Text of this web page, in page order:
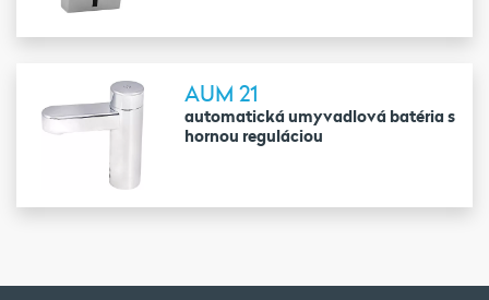
AUM 21
automatická umyvadlová batéria s
hornou reguláciou